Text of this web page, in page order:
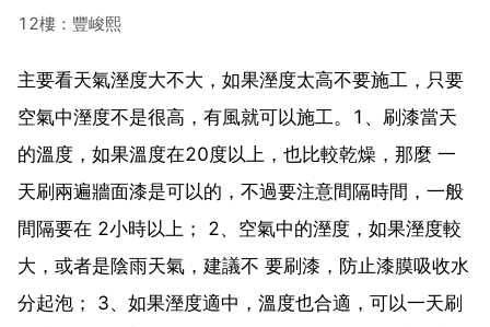
12樓：豐峻熙
主要看天氣溼度大不大，如果溼度太高不要施工，只要
空氣中溼度不是很高，有風就可以施工。1、刷漆當天
的溫度，如果溫度在20度以上，也比較乾燥，那麼 一
天刷兩遍牆面漆是可以的，不過要注意間隔時間，一般
間隔要在 2小時以上； 2、空氣中的溼度，如果溼度較
大，或者是陰雨天氣，建議不 要刷漆，防止漆膜吸收水
分起泡； 3、如果溼度適中，溫度也合適，可以一天刷